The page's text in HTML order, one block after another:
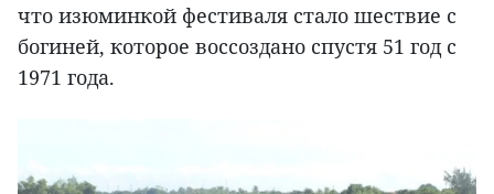
что изюминкой фестиваля стало шествие с
богиней, которое воссоздано спустя 51 год с
1971 года.